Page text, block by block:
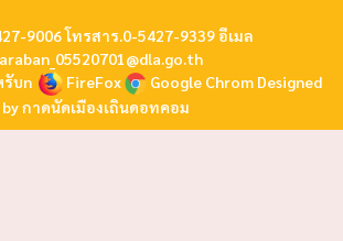
9006 โทรสาร.0-5427-9339 อีเมล
รับn
FireFox Google Chrom Designed
byกาดนัดเมืองเถินดอทคอม